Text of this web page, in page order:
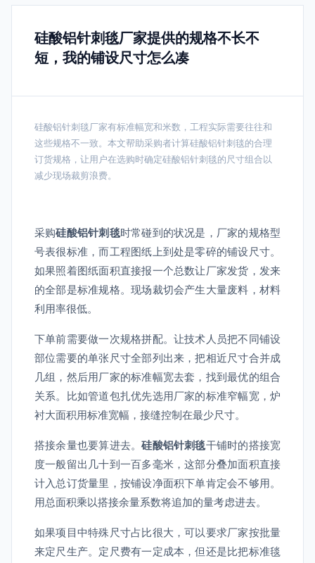
硅酸铝针刺毯厂家提供的规格不长不
短，我的铺设尺寸怎么凑
硅酸铝针刺毯厂家有标准幅宽和米数，工程实际需要往往和
这些规格不一致。本文帮助采购者计算硅酸铝针刺毯的合理
订货规格，让用户在选购时确定硅酸铝针刺毯的尺寸组合以
减少现场裁剪浪费。
采购硅酸铝针刺毯时常碰到的状况是，厂家的规格型
号表很标准，而工程图纸上到处是零碎的铺设尺寸。
如果照着图纸面积直接报一个总数让厂家发货，发来
的全部是标准规格。现场裁切会产生大量废料，材料
利用率很低。
下单前需要做一次规格拼配。让技术人员把不同铺设
部位需要的单张尺寸全部列出来，把相近尺寸合并成
几组，然后用厂家的标准幅宽去套，找到最优的组合
关系。比如管道包扎优先选用厂家的标准窄幅宽，炉
衬大面积用标准宽幅，接缝控制在最少尺寸。
搭接余量也要算进去。硅酸铝针刺毯干铺时的搭接宽
度一般留出几十到一百多毫米，这部分叠加面积直接
计入总订货量里，按铺设净面积下单肯定会不够用。
用总面积乘以搭接余量系数将追加的量考虑进去。
如果项目中特殊尺寸占比很大，可以要求厂家按批量
来定尺生产。定尺费有一定成本，但还是比把标准毯